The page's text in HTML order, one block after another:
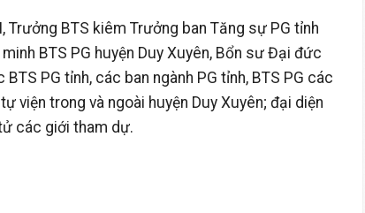
Trưởng BTS kiêm Trưởng ban Tăng sự PG tỉnh
BTS PG huyện Duy Xuyên, Bổn sư Đại đức
PG tỉnh, các ban ngành PG tỉnh, BTS PG các
viện trong và ngoài huyện Duy Xuyên; đại diện
các giới tham dự.